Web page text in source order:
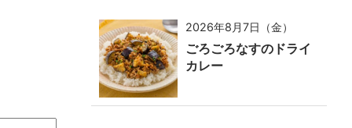
2026年8月7日（金）
ごろごろなすのドライ
カレー